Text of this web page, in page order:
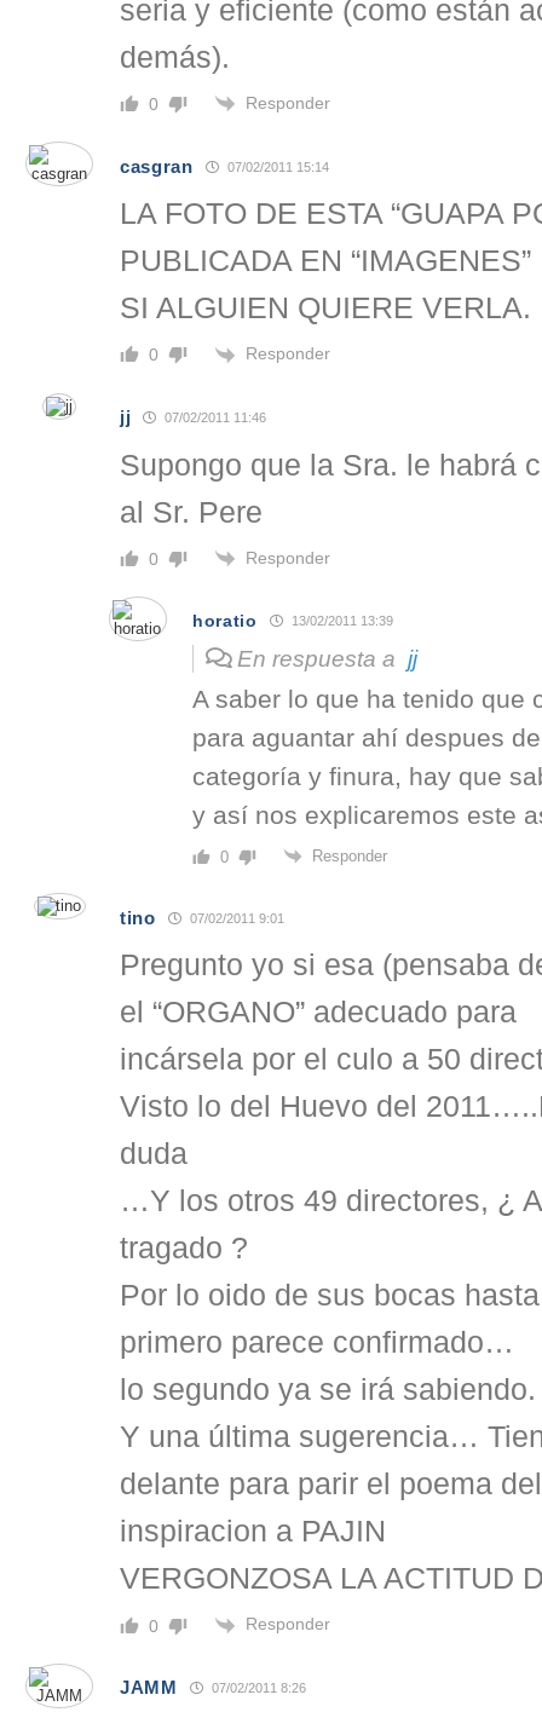
seria y eficiente (como están
demás).
0 Responder
casgran 07/02/2011 15:14
LA FOTO DE ESTA “GUAPA
PUBLICADA EN
SI ALGUIEN QUIERE VERLA.
0 Responder
jj 07/02/2011 11:46
Supongo que la Sra. le habrá
al Sr. Pere
0 Responder
horatio 13/02/2011 13:39
En respuesta a jj
A saber lo que ha tenido que
para aguantar ahí despues
categoría y finura, hay que
y así nos explicaremos este
0 Responder
tino 07/02/2011 9:01
Pregunto yo si esa (pensaba
el “ORGANO” adecuado para
incársela por el culo a 50
Visto lo del Huevo del
duda
…Y los otros 49 directores, ¿
tragado ?
Por lo oido de sus bocas
primero parece confirmado…
lo segundo ya se irá sabiendo.
Y una última sugerencia…
delante para parir el poema
inspiracion a PAJIN
VERGONZOSA LA ACTITUD
0 Responder
JAMM 07/02/2011 8:26